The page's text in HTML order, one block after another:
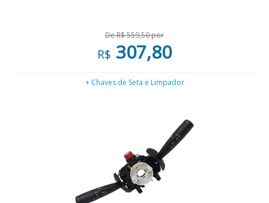
De R$ 559,50 por
R$ 307,80
+ Chaves de Seta e Limpador